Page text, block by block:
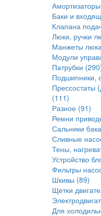
Баки и
Клапана
Люки, ручки
Манжеты
Модули
Патрубки
Подшипники,
Прессостаты
(111)
Разное (91)
Ремни
Сальники
Сливные
Тены,
Устройство
Фильтры
Шкивы (89)
Щетки
Для